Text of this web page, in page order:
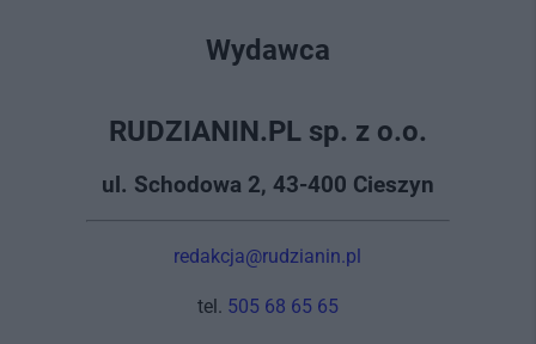
Wydawca
RUDZIANIN.PL sp. z o.o.
ul. Schodowa 2, 43-400 Cieszyn
redakcja@rudzianin.pl
tel. 505 68 65 65